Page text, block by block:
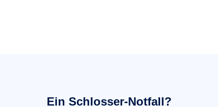
Ein Schlosser-Notfall?